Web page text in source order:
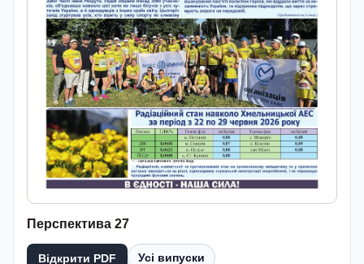
Перспектива 27
Відкрити PDF Усі випуски